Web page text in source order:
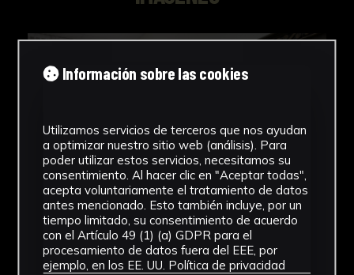
Información sobre las cookies
Utilizamos servicios de terceros que nos ayudan
a optimizar nuestro sitio web (análisis). Para
poder utilizar estos servicios, necesitamos su
consentimiento. Al hacer clic en "Aceptar todas",
acepta voluntariamente el tratamiento de datos
antes mencionado. Esto también incluye, por un
tiempo limitado, su consentimiento de acuerdo
con el Artículo 49 (1) (a) GDPR para el
procesamiento de datos fuera del EEE, por
ejemplo, en los EE. UU. Política de privacidad